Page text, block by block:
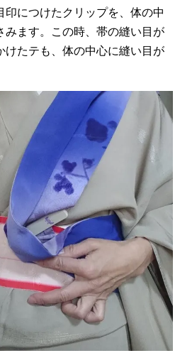
につけたクリップを、体の中
みます。この時、帯の縫い目が
けたテも、体の中心に縫い目が